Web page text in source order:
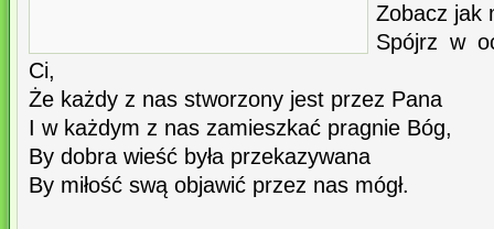
Zobacz jak
Spójrz w
Ci,
Że każdy z nas stworzony jest przez Pana
I w każdym z nas zamieszkać pragnie Bóg,
By dobra wieść była przekazywana
By miłość swą objawić przez nas mógł.